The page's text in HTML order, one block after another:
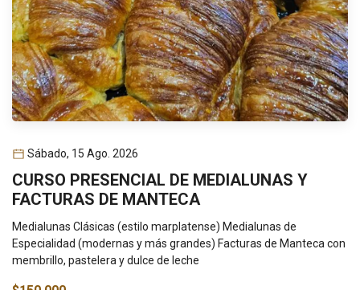
Sábado, 15 Ago. 2026
CURSO PRESENCIAL DE MEDIALUNAS Y
FACTURAS DE MANTECA
Medialunas Clásicas (estilo marplatense) Medialunas de
Especialidad (modernas y más grandes) Facturas de Manteca con
membrillo, pastelera y dulce de leche